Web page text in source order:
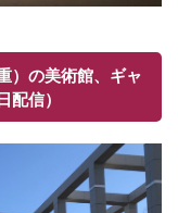
）の美術館、ギャ
信）